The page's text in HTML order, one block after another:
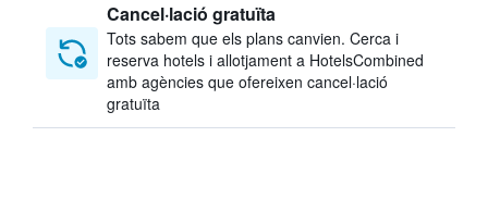
Cancel·lació gratuïta
Tots sabem que els plans canvien. Cerca i
reserva hotels i allotjament a HotelsCombined
amb agències que ofereixen cancel·lació
gratuïta